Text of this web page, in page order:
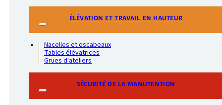
ÉLÉVATION ET TRAVAIL EN HAUTEUR
Nacelles et escabeaux
Tables élévatrices
Grues d'ateliers
SÉCURITÉ DE LA MANUTENTION